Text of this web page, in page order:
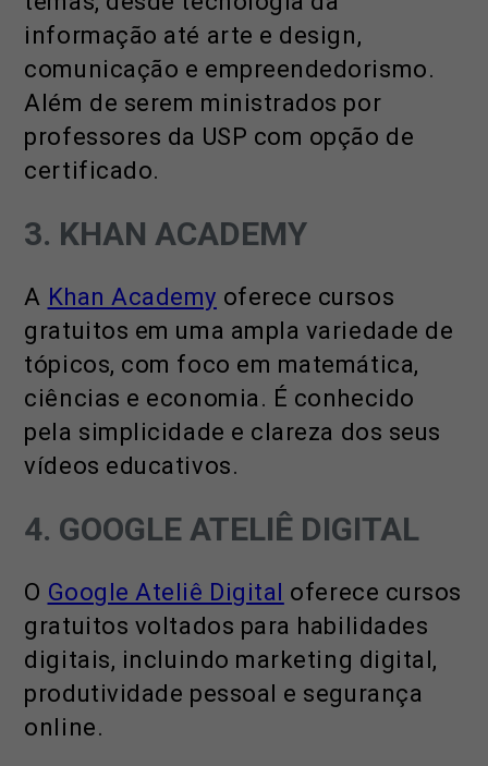
informação até arte e design,
comunicação e empreendedorismo.
Além de serem ministrados por
professores da USP com opção de
certificado.
3. KHAN ACADEMY
A Khan Academy oferece cursos
gratuitos em uma ampla variedade de
tópicos, com foco em matemática,
ciências e economia. É conhecido
pela simplicidade e clareza dos seus
vídeos educativos.
4. GOOGLE ATELIÊ DIGITAL
O Google Ateliê Digital oferece cursos
gratuitos voltados para habilidades
digitais, incluindo marketing digital,
produtividade pessoal e segurança
online.